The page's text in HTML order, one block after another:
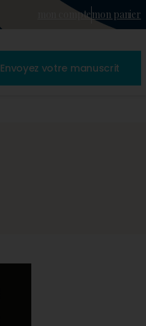
mon comptemon panier
Envoyez votre manuscrit